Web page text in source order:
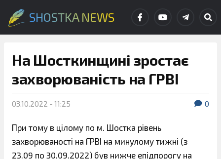
SHOSTKA NEWS
На Шосткинщині зростає
захворюваність на ГРВІ
03.10.2022 - 11:25 0
При тому в цілому по м. Шостка рівень
захворюваності на ГРВІ на минулому тижні (з
23.09 по 30.09.2022) був нижче епідпорогу на